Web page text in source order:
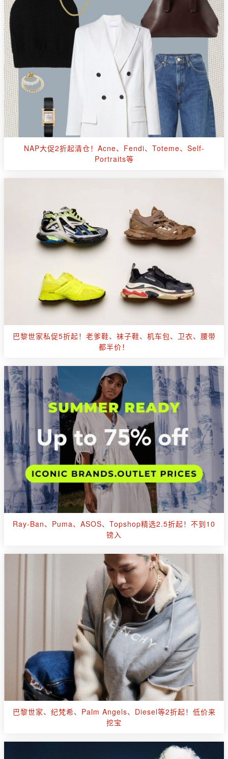
NAP大促2折起清仓！Acne、Fendi、Toteme、Self-
Portraits等
巴黎世家私促5折起！老爹鞋、袜子鞋、机车包、卫衣、腰带
都半价！
Ray-Ban、Puma、ASOS、Topshop精选2.5折起！不到10
镑入
巴黎世家、纪梵希、Palm Angels、Diesel等2折起！低价来
挖宝